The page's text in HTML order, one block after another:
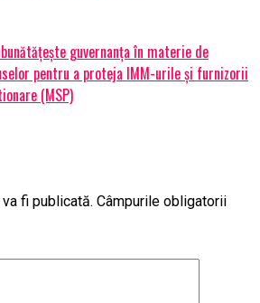
guvernanța în materie de
pentru a proteja IMM-urile și furnizorii
(MSP)
fi publicată. Câmpurile obligatorii